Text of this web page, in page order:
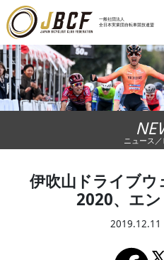
一般社団法人
全日本実業団自転車競技連盟
ニュ
レー
ラン
チーム
競技
ニュース
伊吹山ドライブ
2020、エ
2019.12.11